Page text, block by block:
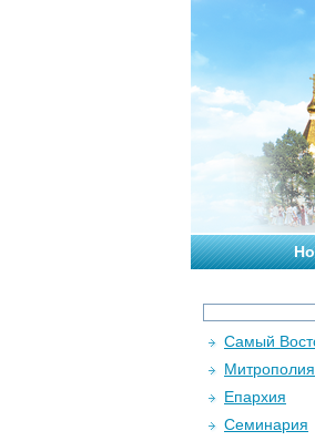
Самый
Митрополия
Епархия
Семинария